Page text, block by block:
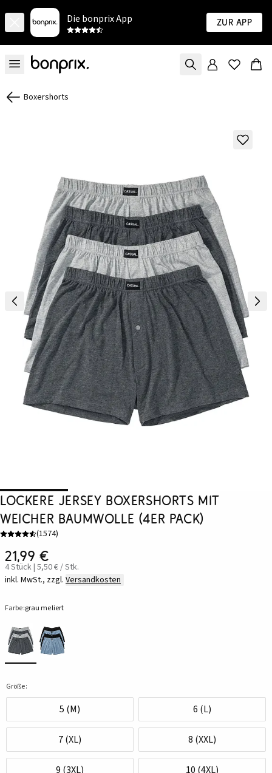
Die bonprix App Zur App
Boxershorts
Lockere Jersey Boxershorts mit
weicher Baumwolle (4er Pack)
(1574)
21,99 €
4 Stück | 5,50 € / Stk.
inkl. MwSt., zzgl. Versandkosten
Farbe:grau meliert
Größe:
5 (M) 6 (L)
7 (XL) 8 (XXL)
9 (3XL) 10 (4XL)